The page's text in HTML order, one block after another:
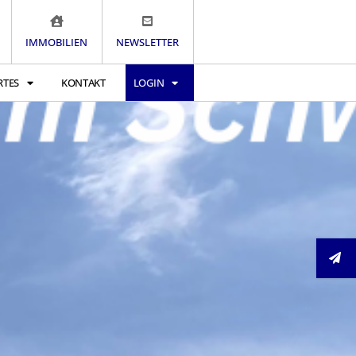
IMMOBILIEN NEWSLETTER
KONTAKT LOGIN